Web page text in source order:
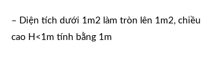
– Diện tích dưới 1m2 làm tròn lên 1m2, chiều
cao H<1m tính bằng 1m